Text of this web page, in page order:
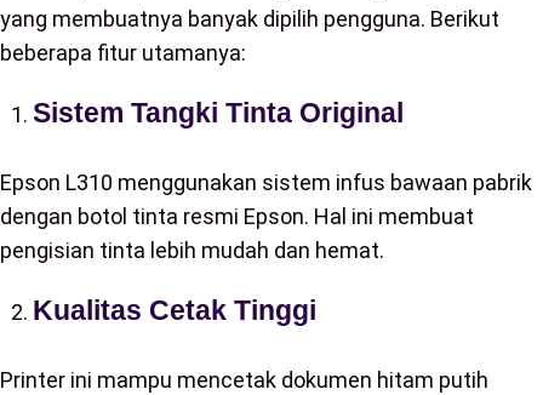
yang membuatnya banyak dipilih pengguna. Berikut
beberapa fitur utamanya:
Sistem Tangki Tinta Original
Epson L310 menggunakan sistem infus bawaan pabrik
dengan botol tinta resmi Epson. Hal ini membuat
pengisian tinta lebih mudah dan hemat.
Kualitas Cetak Tinggi
Printer ini mampu mencetak dokumen hitam putih